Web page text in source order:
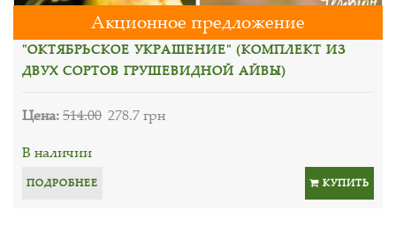
Акционное предложение
"ОКТЯБРЬСКОЕ УКРАШЕНИЕ" (КОМПЛЕКТ ИЗ
ДВУХ СОРТОВ ГРУШЕВИДНОЙ АЙВЫ)
Цена:514.00 278.7 грн
В наличии
ПОДРОБНЕЕ КУПИТЬ